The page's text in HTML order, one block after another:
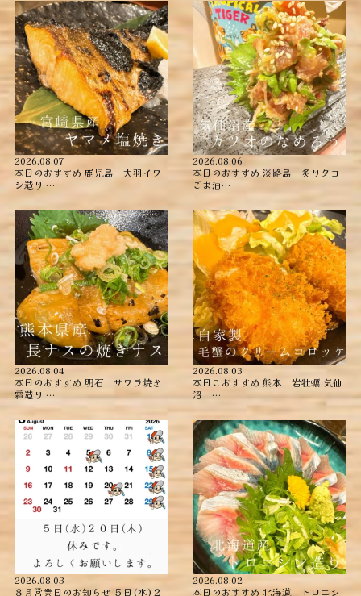
2026.08.07
本日のおすすめ ︎鹿児島 大羽イワ
シ造り …
2026.08.06
本日のおすすめ ︎淡路島 炙りタコ
ごま油…
2026.08.04
本日のおすすめ ︎明石 サワラ焼き
霜造り …
2026.08.03
本日こおすすめ ︎熊本 岩牡蠣 ︎気仙
沼 …
2026.08.03
８月営業日のお知らせ ５日(水)２
2026.08.02
本日のおすすめ ︎北海道 トロニシ